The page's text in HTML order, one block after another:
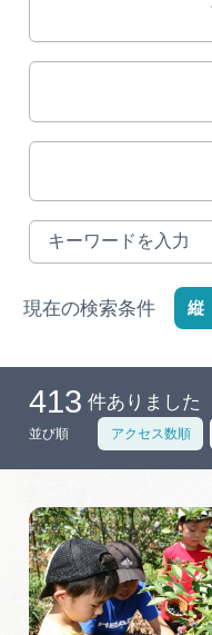
買い物・お土産
体験予約サイ
岐阜県アウト
岐阜県まるごと
岐阜県観光デ
旅行会社・観
フォト
動画ラ
お問
現在の検索条件 縦
413 件ありました
並び順 アクセス数順